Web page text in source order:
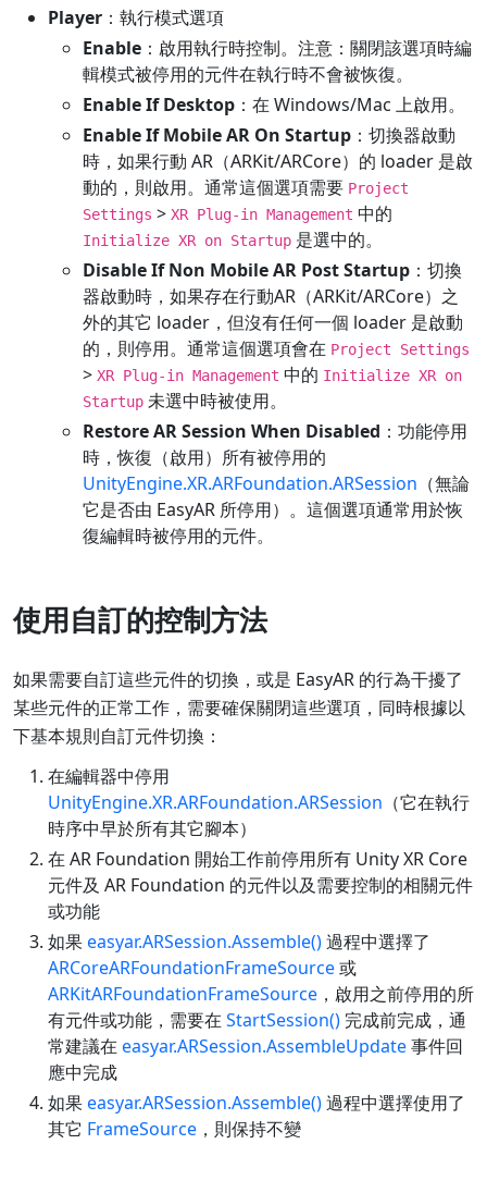
Player ：執行模式選項
Enable ：啟用執行時控制。注意：關閉該選項時編
輯模式被停用的元件在執行時不會被恢復。
Enable If Desktop ：在 Windows/Mac 上啟用。
Enable If Mobile AR On Startup ：切換器啟動
時，如果行動 AR（ARKit/ARCore）的 loader 是啟
動的，則啟用。通常這個選項需要 Project
Settings > XR Plug-in Management 中的
Initialize XR on Startup 是選中的。
Disable If Non Mobile AR Post Startup ：切換
器啟動時，如果存在行動AR（ARKit/ARCore）之
外的其它 loader，但沒有任何一個 loader 是啟動
的，則停用。通常這個選項會在 Project Settings
> XR Plug-in Management 中的 Initialize XR on
Startup 未選中時被使用。
Restore AR Session When Disabled ：功能停用
時，恢復（啟用）所有被停用的
UnityEngine.XR.ARFoundation.ARSession （無論
它是否由 EasyAR 所停用）。這個選項通常用於恢
復編輯時被停用的元件。
使用自訂的控制方法
如果需要自訂這些元件的切換，或是 EasyAR 的行為干擾了
某些元件的正常工作，需要確保關閉這些選項，同時根據以
下基本規則自訂元件切換：
在編輯器中停用
UnityEngine.XR.ARFoundation.ARSession （它在執行
時序中早於所有其它腳本）
在 AR Foundation 開始工作前停用所有 Unity XR Core
元件及 AR Foundation 的元件以及需要控制的相關元件
或功能
如果easyar.ARSession.Assemble()過程中選擇了
ARCoreARFoundationFrameSource或
ARKitARFoundationFrameSource ，啟用之前停用的所
有元件或功能，需要在 StartSession() 完成前完成，通
常建議在 easyar.ARSession.AssembleUpdate事件回
應中完成
如果easyar.ARSession.Assemble()過程中選擇使用了
其它 FrameSource ，則保持不變